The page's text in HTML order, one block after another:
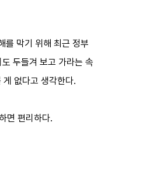
를 막기 위해 최근 정부
두들겨 보고 가라는 속
없다고 생각한다.
면 편리하다.